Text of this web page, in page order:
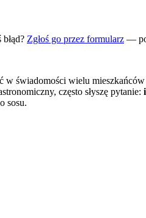
Zgłoś go przez formularz —
w świadomości wielu
często słyszę pytanie:
sosu.